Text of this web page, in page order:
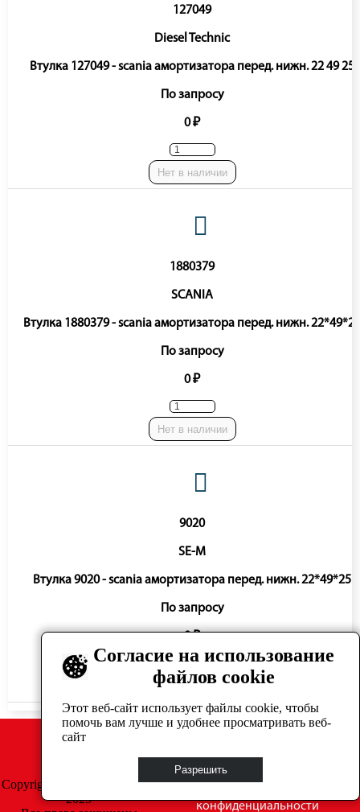
127049
Diesel Technic
Втулка 127049 - scania амортизатора перед. нижн. 22 49 25
По запросу
0 ₽
Нет в наличии
1880379
SCANIA
Втулка 1880379 - scania амортизатора перед. нижн. 22*49*25
По запросу
0 ₽
Нет в наличии
9020
SE-M
Втулка 9020 - scania амортизатора перед. нижн. 22*49*25
По запросу
0 ₽
Нет в наличии
Согласие на использование
файлов cookie
Этот веб-сайт использует файлы cookie, чтобы
помочь вам лучше и удобнее просматривать веб-
сайт
Разрешить
Copyright © GrosAuto 2019 -
2025
конфиденциальности